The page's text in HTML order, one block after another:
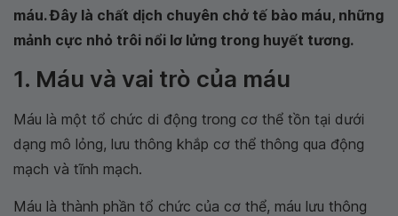
máu. Đây là chất dịch chuyên chở tế bào máu, những
mảnh cực nhỏ trôi nổi lơ lửng trong huyết tương.
1. Máu và vai trò của máu
Máu là một tổ chức di động trong cơ thể tồn tại dưới
dạng mô lỏng, lưu thông khắp cơ thể thông qua động
mạch và tĩnh mạch.
Máu là thành phần tổ chức của cơ thể, máu lưu thông